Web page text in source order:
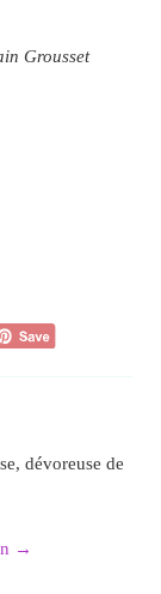
Grousset
dévoreuse de
→